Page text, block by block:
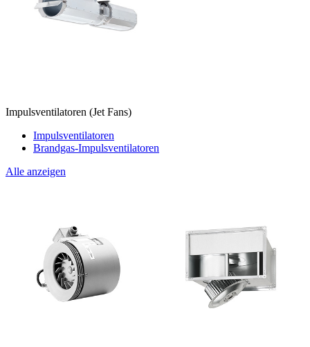
Impulsventilatoren (Jet Fans)
Impulsventilatoren
Brandgas-Impulsventilatoren
Alle anzeigen